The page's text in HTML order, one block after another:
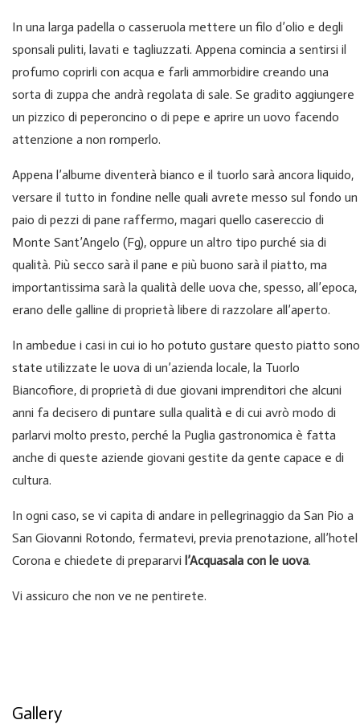
In una larga padella o casseruola mettere un filo d’olio e degli
sponsali puliti, lavati e tagliuzzati. Appena comincia a sentirsi il
profumo coprirli con acqua e farli ammorbidire creando una
sorta di zuppa che andrà regolata di sale. Se gradito aggiungere
un pizzico di peperoncino o di pepe e aprire un uovo facendo
attenzione a non romperlo.
Appena l’albume diventerà bianco e il tuorlo sarà ancora liquido,
versare il tutto in fondine nelle quali avrete messo sul fondo un
paio di pezzi di pane raffermo, magari quello casereccio di
Monte Sant’Angelo (Fg), oppure un altro tipo purché sia di
qualità. Più secco sarà il pane e più buono sarà il piatto, ma
importantissima sarà la qualità delle uova che, spesso, all’epoca,
erano delle galline di proprietà libere di razzolare all’aperto.
In ambedue i casi in cui io ho potuto gustare questo piatto sono
state utilizzate le uova di un’azienda locale, la Tuorlo
Biancofiore, di proprietà di due giovani imprenditori che alcuni
anni fa decisero di puntare sulla qualità e di cui avrò modo di
parlarvi molto presto, perché la Puglia gastronomica è fatta
anche di queste aziende giovani gestite da gente capace e di
cultura.
In ogni caso, se vi capita di andare in pellegrinaggio da San Pio a
San Giovanni Rotondo, fermatevi, previa prenotazione, all’hotel
Corona e chiedete di prepararvi l’Acquasala con le uova.
Vi assicuro che non ve ne pentirete.
Gallery